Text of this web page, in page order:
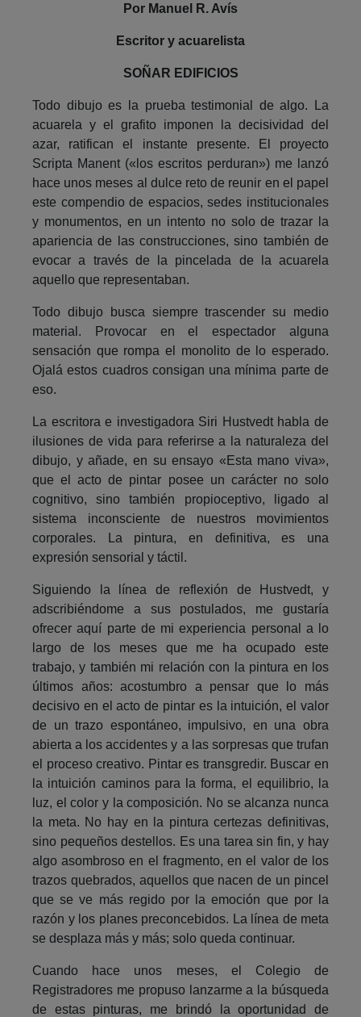
Por Manuel R. Avís
Escritor y acuarelista
SOÑAR EDIFICIOS
Todo dibujo es la prueba testimonial de algo. La
acuarela y el grafito imponen la decisividad del
azar, ratifican el instante presente. El proyecto
Scripta Manent («los escritos perduran») me lanzó
hace unos meses al dulce reto de reunir en el papel
este compendio de espacios, sedes institucionales
y monumentos, en un intento no solo de trazar la
apariencia de las construcciones, sino también de
evocar a través de la pincelada de la acuarela
aquello que representaban.
Todo dibujo busca siempre trascender su medio
material. Provocar en el espectador alguna
sensación que rompa el monolito de lo esperado.
Ojalá estos cuadros consigan una mínima parte de
eso.
La escritora e investigadora Siri Hustvedt habla de
ilusiones de vida para referirse a la naturaleza del
dibujo, y añade, en su ensayo «Esta mano viva»,
que el acto de pintar posee un carácter no solo
cognitivo, sino también propioceptivo, ligado al
sistema inconsciente de nuestros movimientos
corporales. La pintura, en definitiva, es una
expresión sensorial y táctil.
Siguiendo la línea de reflexión de Hustvedt, y
adscribiéndome a sus postulados, me gustaría
ofrecer aquí parte de mi experiencia personal a lo
largo de los meses que me ha ocupado este
trabajo, y también mi relación con la pintura en los
últimos años: acostumbro a pensar que lo más
decisivo en el acto de pintar es la intuición, el valor
de un trazo espontáneo, impulsivo, en una obra
abierta a los accidentes y a las sorpresas que trufan
el proceso creativo. Pintar es transgredir. Buscar en
la intuición caminos para la forma, el equilibrio, la
luz, el color y la composición. No se alcanza nunca
la meta. No hay en la pintura certezas definitivas,
sino pequeños destellos. Es una tarea sin fin, y hay
algo asombroso en el fragmento, en el valor de los
trazos quebrados, aquellos que nacen de un pincel
que se ve más regido por la emoción que por la
razón y los planes preconcebidos. La línea de meta
se desplaza más y más; solo queda continuar.
Cuando hace unos meses, el Colegio de
Registradores me propuso lanzarme a la búsqueda
de estas pinturas, me brindó la oportunidad de